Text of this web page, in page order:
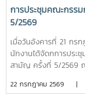
เพื่อให้กระบวนการดำเ
มาตรฐานยิ่งขึ้นอีกหนึ่ง
การประชุม ปอมท. ตลอ
พิจารณารับ สถาบันพระ
ปอมท. ซึ่งสะท้อนถึงการ
อุดมศึกษาของประเทศอ
ตกเป็นเหยื่อของอาชญา
การประชุมคณะกรร
5/2569
เมื่อวันอังคารที่ 21 กร
นักงานได้จัดกการประ
สามัญ ครั้งที่ 5/2569
โครงการขับเคลื่อนจริย
22 กรกฎาคม 2569 |